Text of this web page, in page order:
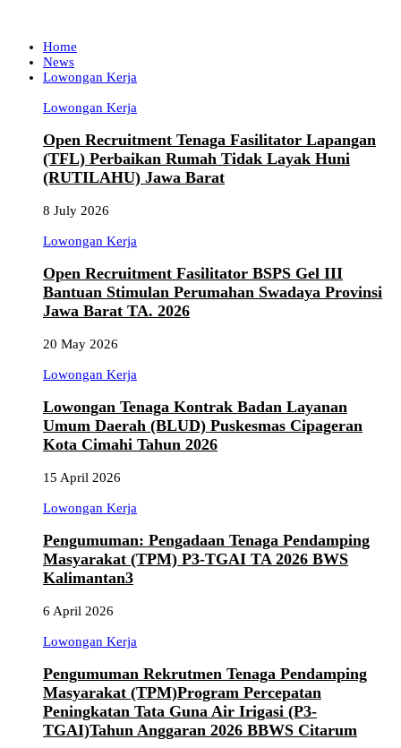
Home
News
Lowongan Kerja
Lowongan Kerja
Open Recruitment Tenaga Fasilitator Lapangan
(TFL) Perbaikan Rumah Tidak Layak Huni
(RUTILAHU) Jawa Barat
8 July 2026
Lowongan Kerja
Open Recruitment Fasilitator BSPS Gel III
Bantuan Stimulan Perumahan Swadaya Provinsi
Jawa Barat TA. 2026
20 May 2026
Lowongan Kerja
Lowongan Tenaga Kontrak Badan Layanan
Umum Daerah (BLUD) Puskesmas Cipageran
Kota Cimahi Tahun 2026
15 April 2026
Lowongan Kerja
Pengumuman: Pengadaan Tenaga Pendamping
Masyarakat (TPM) P3-TGAI TA 2026 BWS
Kalimantan3
6 April 2026
Lowongan Kerja
Pengumuman Rekrutmen Tenaga Pendamping
Masyarakat (TPM)Program Percepatan
Peningkatan Tata Guna Air Irigasi (P3-
TGAI)Tahun Anggaran 2026 BBWS Citarum